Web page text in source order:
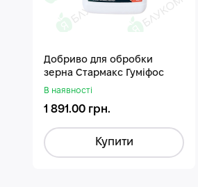
Добриво для обробки
зерна Стармакс Гуміфос
В наявності
1 891.00 грн.
Купити